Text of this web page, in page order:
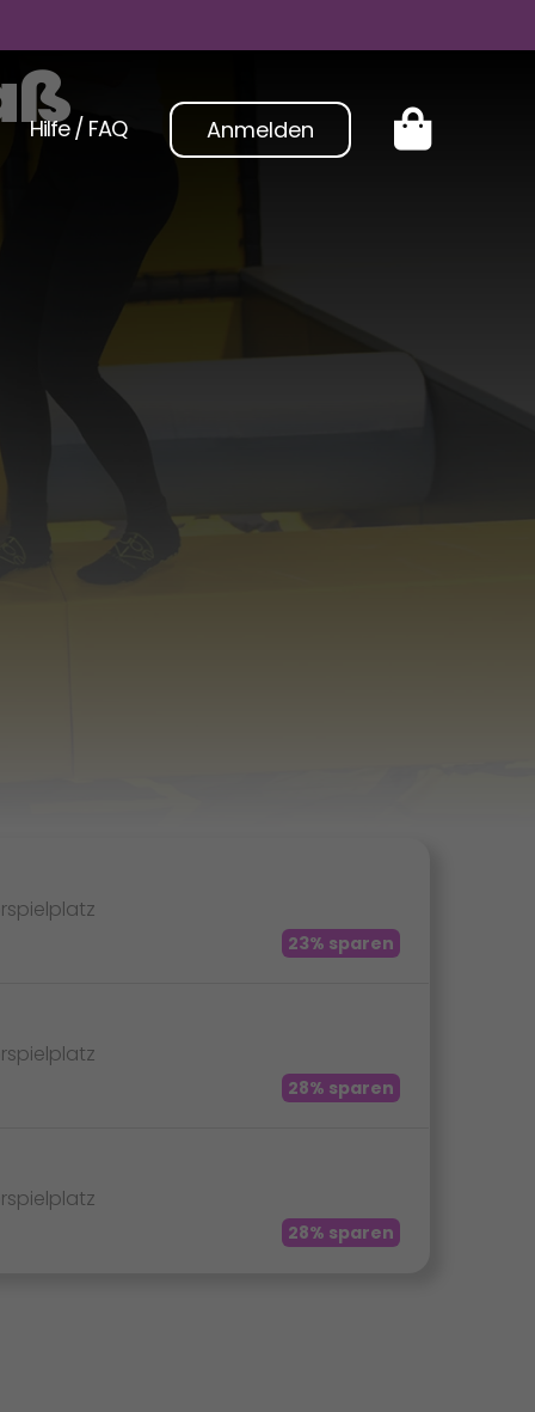
Hilfe / FAQ Anmelden
23% sparen
28% sparen
28% sparen